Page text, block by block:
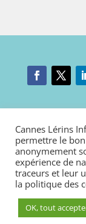
Politique de
Cannes Lérins
permettre le
anonymement
expérience de
traceurs et leur
la politique des
OK, tout